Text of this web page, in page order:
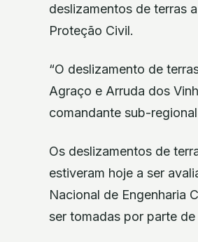
deslizamentos de terras
Proteção Civil.
“O deslizamento de
Agraço e Arruda dos
comandante sub-
Os deslizamentos de
estiveram hoje a ser
Nacional de Engenharia
ser tomadas por parte